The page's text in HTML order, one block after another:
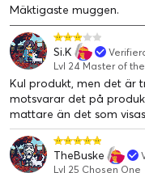
Mäktigaste muggen.
Si.K
Lvl 24 Master of
Kul produkt, men det är
motsvarar det på
mattare än det som
TheBuske
Lvl 25 Chosen One